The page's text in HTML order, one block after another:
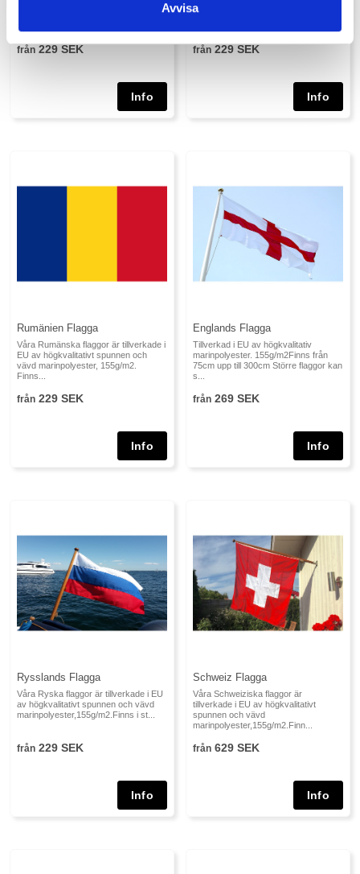
Avvisa
Våra Luxemburg flaggor är tillverkade i
från 229 SEK
Våra Polska flaggor är tillverkade i EU
av högkvalitativt spunnen och vävd
från 229 SEK
Rumänien Flagga
Våra Rumänska flaggor är tillverkade i
EU av högkvalitativt spunnen och
vävd marinpolyester, 155g/m2.
Finns...
från 229 SEK
Englands Flagga
Tillverkad i EU av högkvalitativ
marinpolyester. 155g/m2Finns från
75cm upp till 300cm Större flaggor kan
s...
från 269 SEK
Rysslands Flagga
Våra Ryska flaggor är tillverkade i EU
av högkvalitativt spunnen och vävd
marinpolyester,155g/m2.Finns i st...
från 229 SEK
Schweiz Flagga
Våra Schweiziska flaggor är
tillverkade i EU av högkvalitativt
spunnen och vävd
marinpolyester,155g/m2.Finn...
från 629 SEK